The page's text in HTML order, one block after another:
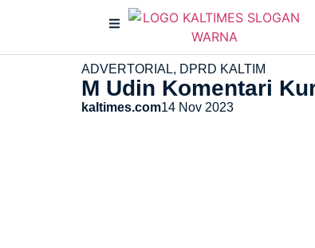
ADVERTORIAL, DPRD KALTIM
M Udin Komentari
kaltimes.com14 Nov 2023